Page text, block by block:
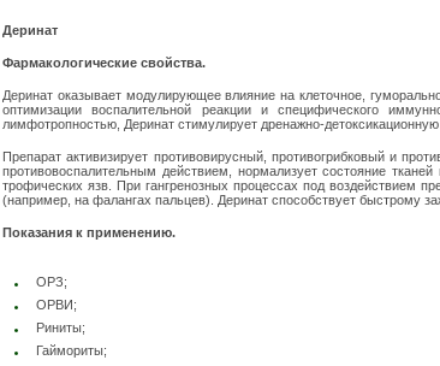
Деринат
Фармакологические свойства.
Деринат оказывает модулирующее влияние на клеточное,
оптимизации воспалительной реакции и специфического
лимфотропностью, Деринат стимулирует дренажно-
Препарат активизирует противовирусный, противогрибковый и
противовоспалительным действием, нормализует состояние
трофических язв. При гангренозных процессах под воздействием
(например, на фалангах пальцев). Деринат способствует быстрому
Показания к применению.
ОРЗ;
ОРВИ;
Риниты;
Гаймориты;